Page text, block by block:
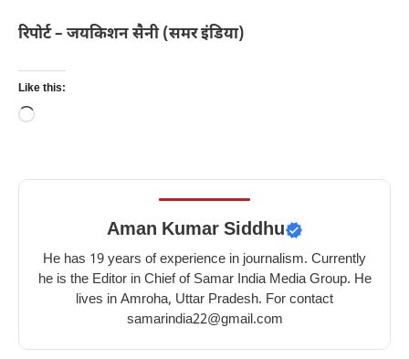
रिपोर्ट – जयकिशन सैनी (समर इंडिया)
Like this:
Loading…
Aman Kumar Siddhu
He has 19 years of experience in journalism. Currently
he is the Editor in Chief of Samar India Media Group. He
lives in Amroha, Uttar Pradesh. For contact
samarindia22@gmail.com